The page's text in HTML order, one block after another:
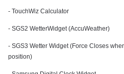
- TouchWiz Calculator
- SGS2 WetterWidget (AccuWeather)
- SGS3 Wetter Widget (Force Closes
position)